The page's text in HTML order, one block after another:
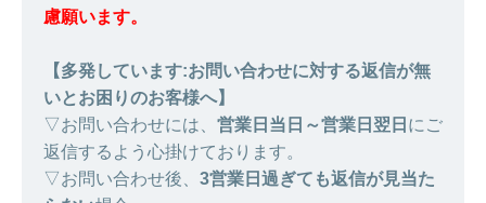
慮願います。
【多発しています:お問い合わせに対する返信が無
いとお困りのお客様へ】
▽お問い合わせには、 営業日当日～営業日翌日 にご
返信するよう心掛けております。
▽お問い合わせ後、 3営業日過ぎても返信が見当た